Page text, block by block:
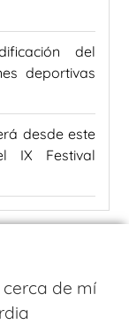
del
deportivas
desde este
IX Festival
cerca de mí